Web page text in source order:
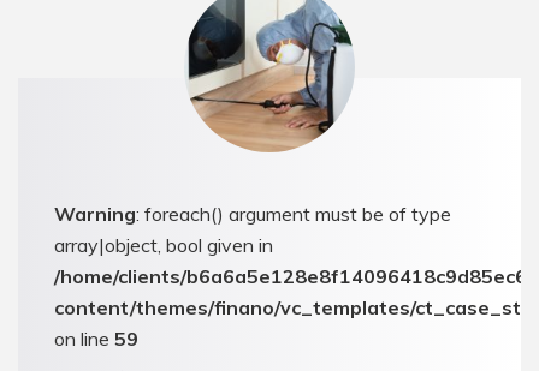
sites/appgroupe.eu/wp-
Warning: foreach() argument must be of type
array|object, bool given in
/home/clients/
content/themes/finano/vc_templates/
on line 59